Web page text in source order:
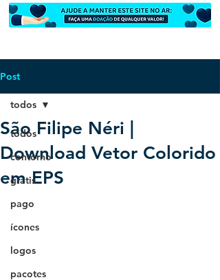
Post
todos
contorno
grátis
pago
ícones
logos
pacotes
todos
São Filipe Néri |
Download Vetor Colorido
em EPS